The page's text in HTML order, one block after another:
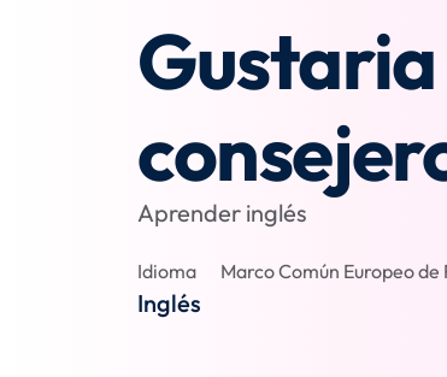
Aprender inglés
Idioma
Inglés
Marco Común Europeo de